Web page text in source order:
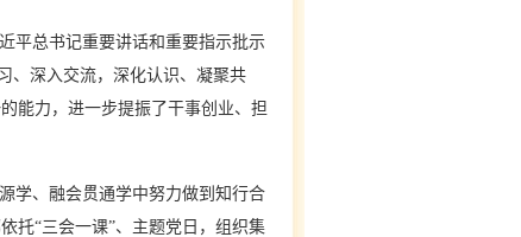
平总书记重要讲话和重要指示批示
、深入交流，深化认识、凝聚共
能力，进一步提振了干事创业、担
学、融会贯通学中努力做到知行合
托“三会一课”、主题党日，组织集